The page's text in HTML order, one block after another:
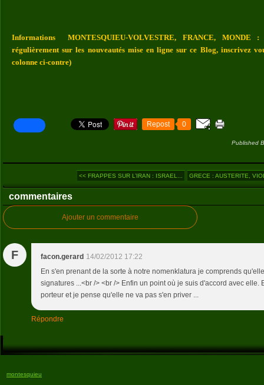
Informations MONTESQUIEU-VOLVESTRE, FRANCE, MONDE
régulièrement sur les nouveautés mise en ligne sur ce Blog, inscrivez
colonne ci-contre)
Repost 0
Published
<< FRAPPES SUR L’IRAN : ISRAEL... GRECE : AUSTERITE,
commentaires
Ajouter un commentaire
F facon.gerard 14/02/2012 17:22
En s'en prenant de la sorte à notre nomenklatura je comprends
signatures ...<br /> <br /> Enfin un point où je suis d'accord avec elle.
porteur et je pense qu'elle ne va pas s'en priver ...
Répondre
montesquieu